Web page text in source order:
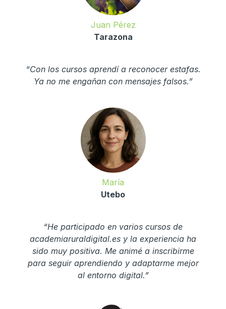
Juan Pérez
Tarazona
“Con los cursos aprendí a reconocer estafas.
Ya no me engañan con mensajes falsos.”
María
Utebo
“He participado en varios cursos de
academiaruraldigital.es y la experiencia ha
sido muy positiva. Me animé a inscribirme
para seguir aprendiendo y adaptarme mejor
al entorno digital.”